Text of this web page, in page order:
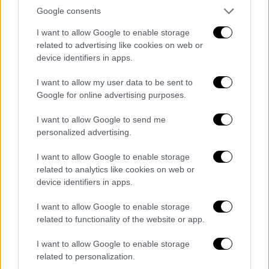
Google consents
I want to allow Google to enable storage
related to advertising like cookies on web or
device identifiers in apps.
I want to allow my user data to be sent to
Google for online advertising purposes.
I want to allow Google to send me
personalized advertising.
I want to allow Google to enable storage
related to analytics like cookies on web or
device identifiers in apps.
I want to allow Google to enable storage
related to functionality of the website or app.
I want to allow Google to enable storage
related to personalization.
υποκρυπτομενο αρχηγό
ο οποίος έχει ήδη
της ένταξης και διεύθυνσης εγκληματικής
οργάνωσης.
Η περίπτωση της εξαπάτησης των εκλογέων
από τουςεκλογικούς συνδυασμούς
αρχηγό αφορά τοσύνολο της επικράτειας
και ειδικότερα τις εκλογικές περιφέρειες
στις οποίες ανακηρύχθηκαν βουλευτές του
εν λόγω πολιτικού κόμματος.
αποτελέσματα μόνο ορισμένης ή ορισμένων
εκλογικών περιφερειών, για τις λοιπές
εκλογικές περιφέρειες για τις οποίες δεν
ασκήθηκαν ενστάσεις οι εκλογές έχουν